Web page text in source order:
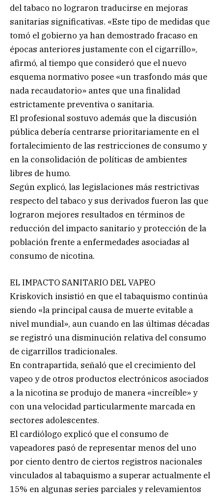
del tabaco no lograron traducirse en mejoras
sanitarias significativas. «Este tipo de medidas que
tomó el gobierno ya han demostrado fracaso en
épocas anteriores justamente con el cigarrillo»,
afirmó, al tiempo que consideró que el nuevo
esquema normativo posee «un trasfondo más que
nada recaudatorio» antes que una finalidad
estrictamente preventiva o sanitaria.
El profesional sostuvo además que la discusión
pública debería centrarse prioritariamente en el
fortalecimiento de las restricciones de consumo y
en la consolidación de políticas de ambientes
libres de humo.
Según explicó, las legislaciones más restrictivas
respecto del tabaco y sus derivados fueron las que
lograron mejores resultados en términos de
reducción del impacto sanitario y protección de la
población frente a enfermedades asociadas al
consumo de nicotina.
EL IMPACTO SANITARIO DEL VAPEO
Kriskovich insistió en que el tabaquismo continúa
siendo «la principal causa de muerte evitable a
nivel mundial», aun cuando en las últimas décadas
se registró una disminución relativa del consumo
de cigarrillos tradicionales.
En contrapartida, señaló que el crecimiento del
vapeo y de otros productos electrónicos asociados
a la nicotina se produjo de manera «increíble» y
con una velocidad particularmente marcada en
sectores adolescentes.
El cardiólogo explicó que el consumo de
vapeadores pasó de representar menos del uno
por ciento dentro de ciertos registros nacionales
vinculados al tabaquismo a superar actualmente el
15% en algunas series parciales y relevamientos